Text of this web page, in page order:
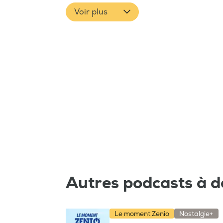
Voir plus
Autres podcasts à
Le moment Zenio Nostalgie+